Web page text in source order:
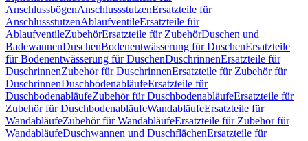
AnschlussbögenAnschlussstutzenErsatzteile für
AnschlussstutzenAblaufventileErsatzteile für
AblaufventileZubehörErsatzteile für ZubehörDuschen und
BadewannenDuschenBodenentwässerung für DuschenErsatzteile
für Bodenentwässerung für DuschenDuschrinnenErsatzteile für
DuschrinnenZubehör für DuschrinnenErsatzteile für Zubehör für
DuschrinnenDuschbodenabläufeErsatzteile für
DuschbodenabläufeZubehör für DuschbodenabläufeErsatzteile für
Zubehör für DuschbodenabläufeWandabläufeErsatzteile für
WandabläufeZubehör für WandabläufeErsatzteile für Zubehör für
WandabläufeDuschwannen und DuschflächenErsatzteile für